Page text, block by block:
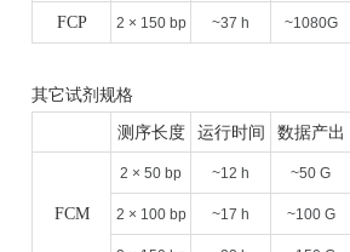
FCP 2 × 150 bp ~37 h ~1080G
其它试剂规格
测序长度 运行时间 数据产出
FCM
2 × 50 bp ~12 h ~50 G
2 × 100 bp ~17 h ~100 G